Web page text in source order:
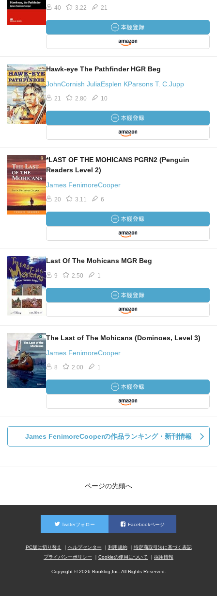
40 3.22 21
Hawk-eye The Pathfinder HGR Beg
JohnCornish JuliaEsplen KParsons T. C.Jupp
21 2.80 10
*LAST OF THE MOHICANS PGRN2 (Penguin
Readers Level 2)
James FenimoreCooper
20 3.11 6
Last Of The Mohicans MGR Beg
9 2.50 1
The Last of The Mohicans (Dominoes, Level 3)
James FenimoreCooper
8 2.00 1
James FenimoreCooperの作品ランキング・新刊情報
ページの先頭へ
Twitterフォロー Facebookページ
PC版に切り替え ヘルプセンター 利用規約
特定商取引法に基づく表記
プライバシーポリシー
Cookieの使用について 採用情報
Copyright © 2026 Booklog,Inc. All Rights Reserved.